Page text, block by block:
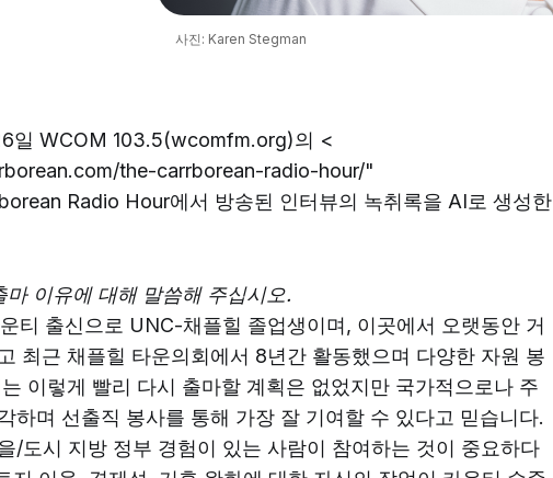
사진: Karen Stegman
일 WCOM 103.5(wcomfm.org)의 <
the-carrborean-radio-hour/"
Radio Hour에서 방송된 인터뷰의 녹취록을 AI로 생성한
이유에 대해 말씀해 주십시오.
티 출신으로 UNC-채플힐 졸업생이며, 이곳에서 오랫동안 거
최근 채플힐 타운의회에서 8년간 활동했으며 다양한 자원 봉
이렇게 빨리 다시 출마할 계획은 없었지만 국가적으로나 주
하며 선출직 봉사를 통해 가장 잘 기여할 수 있다고 믿습니다.
/도시 지방 정부 경험이 있는 사람이 참여하는 것이 중요하다